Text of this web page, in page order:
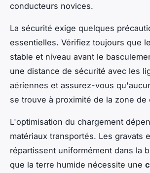
conducteurs novices.
La sécurité exige quelques
essentielles. Vérifiez toujours que
stable et niveau avant le
une distance de sécurité avec les
aériennes et assurez-vous
se trouve à proximité de la zone de
L'optimisation du chargement
matériaux transportés. Les gravats
répartissent uniformément dans la
que la terre humide nécessite une